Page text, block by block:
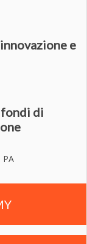
e
fondi di
PA